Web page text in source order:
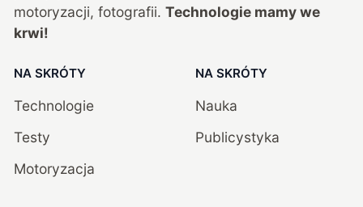
motoryzacji, fotografii. Technologie mamy we
krwi!
NA SKRÓTY
Technologie
Testy
Motoryzacja
NA SKRÓTY
Nauka
Publicystyka